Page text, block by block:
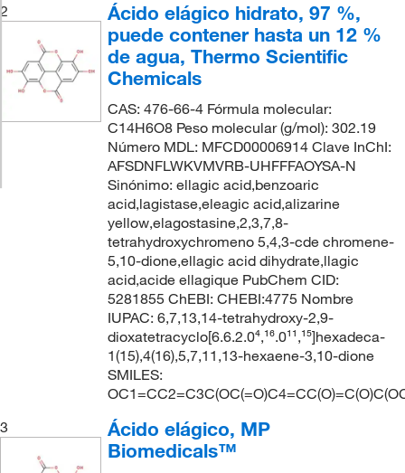
2
Ácido elágico hidrato, 97 %,
puede contener hasta un 12 %
de agua, Thermo Scientific
Chemicals
CAS: 476-66-4 Fórmula molecular:
C14H6O8 Peso molecular (g/mol): 302.19
Número MDL: MFCD00006914 Clave InChI:
AFSDNFLWKVMVRB-UHFFFAOYSA-N
Sinónimo: ellagic acid,benzoaric
acid,lagistase,eleagic acid,alizarine
yellow,elagostasine,2,3,7,8-
tetrahydroxychromeno 5,4,3-cde chromene-
5,10-dione,ellagic acid dihydrate,llagic
acid,acide ellagique PubChem CID:
5281855 ChEBI: CHEBI:4775 Nombre
IUPAC: 6,7,13,14-tetrahydroxy-2,9-
dioxatetracyclo[6.6.2.0⁴,¹⁶.0¹¹,¹⁵]hexadeca-
1(15),4(16),5,7,11,13-hexaene-3,10-dione
SMILES:
3
Ácido elágico, MP
Biomedicals™